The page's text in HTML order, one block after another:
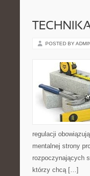
POSTED BY
regulacji
mentalnej strony
rozpoczynających
którzy chcą […]